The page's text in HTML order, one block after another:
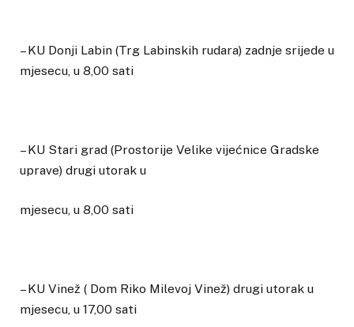
– KU Donji Labin (Trg Labinskih rudara) zadnje srijede u
mjesecu, u 8,00 sati
– KU Stari grad (Prostorije Velike vijećnice Gradske
uprave) drugi utorak u
mjesecu, u 8,00 sati
– KU Vinež ( Dom Riko Milevoj Vinež) drugi utorak u
mjesecu, u 17,00 sati